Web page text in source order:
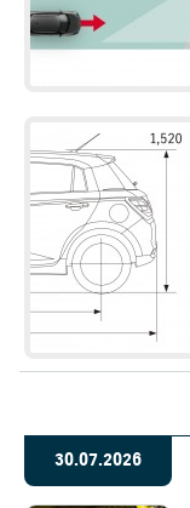
30.07.2026